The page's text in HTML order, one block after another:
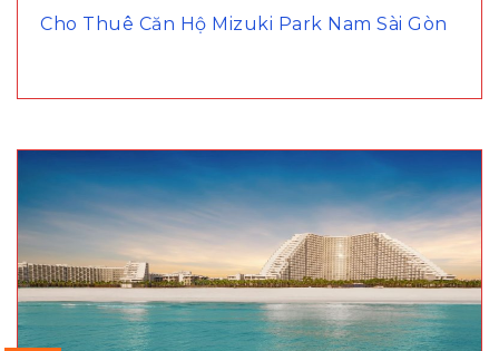
Cho Thuê Căn Hộ Mizuki Park Nam Sài Gòn